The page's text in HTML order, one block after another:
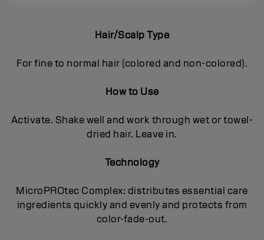
Hair/Scalp Type
For fine to normal hair (colored and non-colored).
How to Use
Activate. Shake well and work through wet or towel-
dried hair. Leave in.
Technology
MicroPROtec Complex: distributes essential care
ingredients quickly and evenly and protects from
color-fade-out.